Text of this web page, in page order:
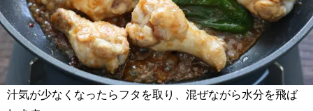
汁気が少なくなったらフタを取り、混ぜながら水分を飛ば